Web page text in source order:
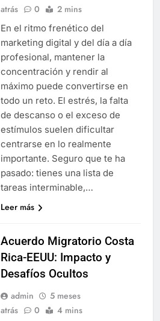
atrás
0 2 mins
En el ritmo frenético del
marketing digital y del día a día
profesional, mantener la
concentración y rendir al
máximo puede convertirse en
todo un reto. El estrés, la falta
de descanso o el exceso de
estímulos suelen dificultar
centrarse en lo realmente
importante. Seguro que te ha
pasado: tienes una lista de
tareas interminable,…
Leer más
Acuerdo Migratorio Costa
Rica-EEUU: Impacto y
Desafíos Ocultos
admin
5 meses
atrás
0 4 mins